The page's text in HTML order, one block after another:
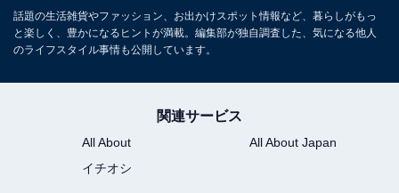
「飲みやすくスッキリ」「苦みがちょうどいい」コンビ
ニエンスストアのアイスコーヒーランキング 2位ローソ
「これは革命」スタバに1000回以上通って発見した超お
いしい内緒のオーダー 20万いいね以上の反響
話題の生活雑貨やファッション、お出かけスポット情報など、暮らしがもっ
と楽しく、豊かになるヒントが満載。編集部が独自調査した、気になる他人
のライフスタイル事情も公開しています。
関連サービス
All About
All About Japan
イチオシ